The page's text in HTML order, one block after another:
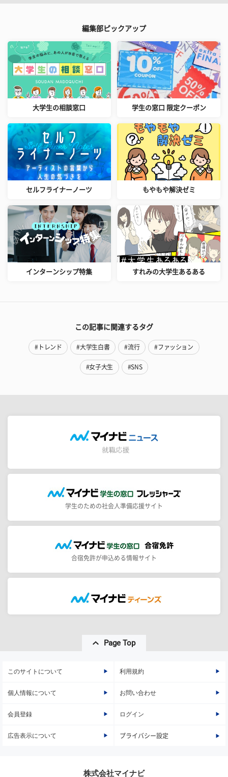
編集部ピックアップ
大学生の相談窓口 学生の窓口 限定クーポン
セルフライナーノーツ もやもや解決ゼミ
インターンシップ特集 すれみの大学生あるある
この記事に関連するタグ
#トレンド #大学生白書 #流行 #ファッション
#女子大生 #SNS
学生のための社会人準備応援サイト
合宿免許が申込める情報サイト
Page Top
このサイトについて 利用規約
個人情報について お問い合わせ
会員登録 ログイン
広告表示について プライバシー設定
株式会社マイナビ